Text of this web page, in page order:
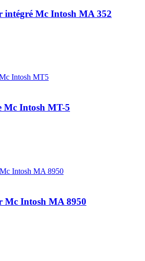
intégré Mc Intosh MA 352
Mc Intosh MT-5
Mc Intosh MA 8950